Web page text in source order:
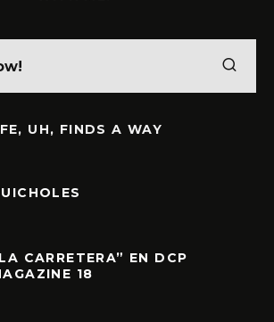
UH, FINDS A WAY
CARRETERA” EN DCP
18